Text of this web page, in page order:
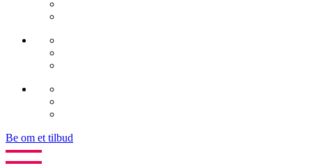
Be om et tilbud